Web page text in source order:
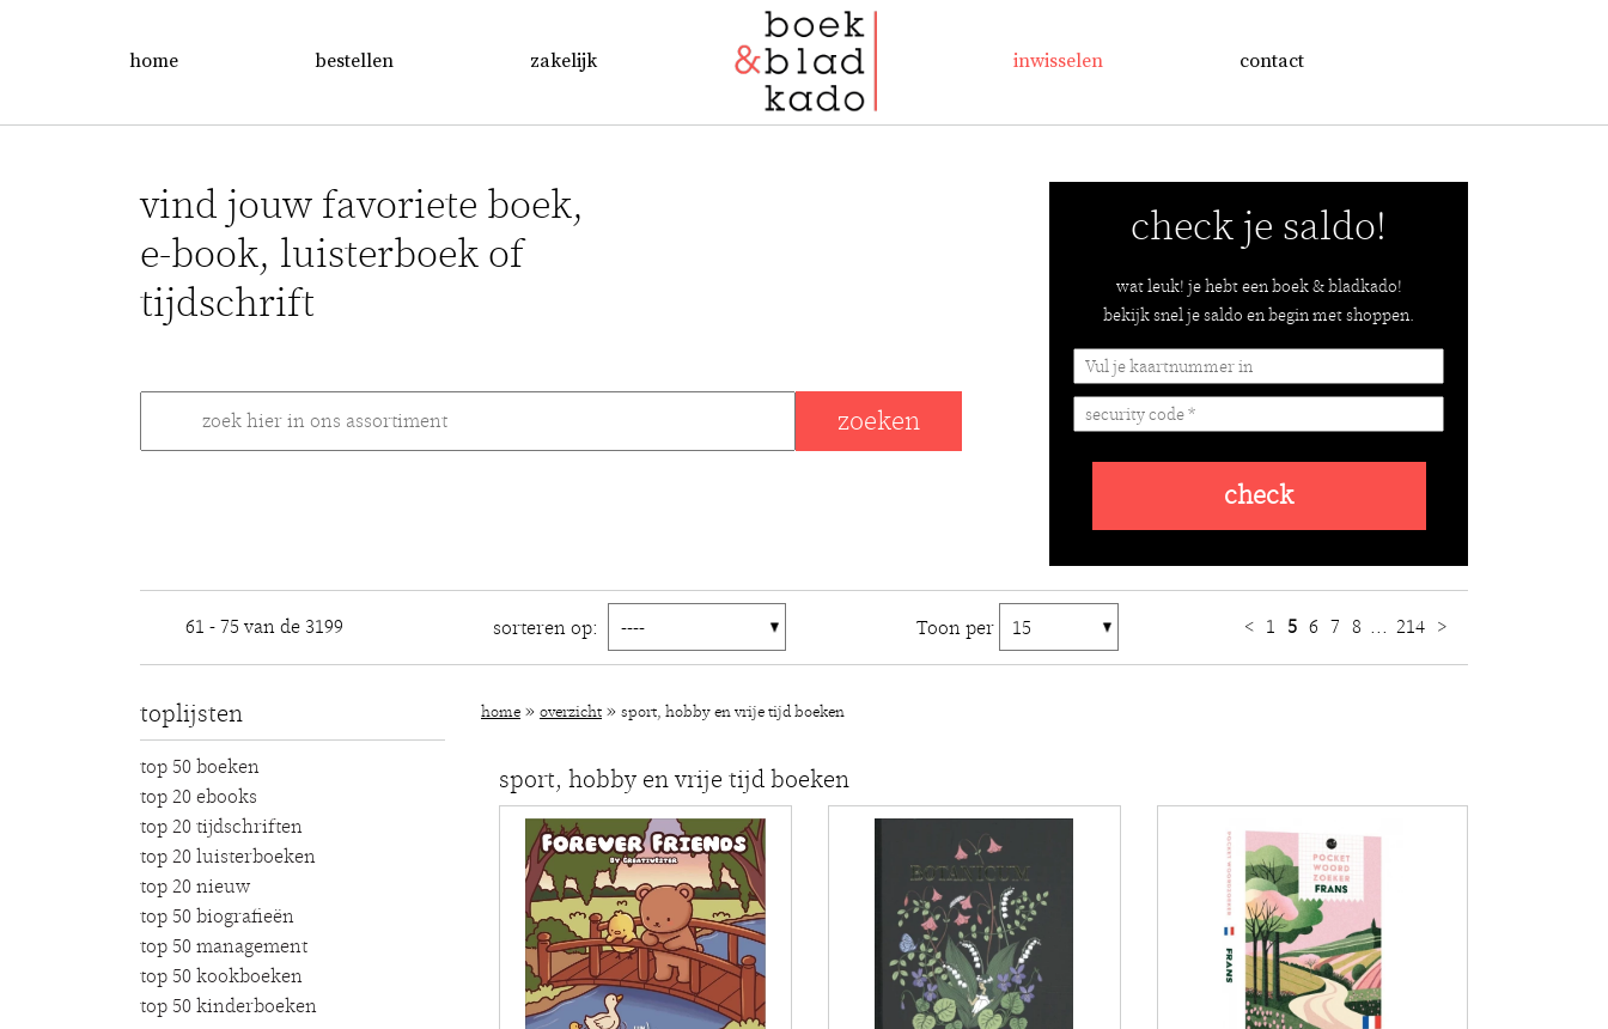
home bestellen zakelijk inwisselen contact
vind jouw favoriete boek,
e-book, luisterboek of
tijdschrift
check je saldo!
wat leuk! je hebt een boek & bladkado!
bekijk snel je saldo en begin met shoppen.
check
61 - 75 van de 3199 sorteren op: Toon per < 1 5 6 7 8 ... 214 >
toplijsten
top 50 boeken
top 20 ebooks
top 20 tijdschriften
top 20 luisterboeken
top 20 nieuw
top 50 biografieën
top 50 management
top 50 kookboeken
top 50 kinderboeken
home » overzicht » sport, hobby en vrije tijd boeken
sport, hobby en vrije tijd boeken